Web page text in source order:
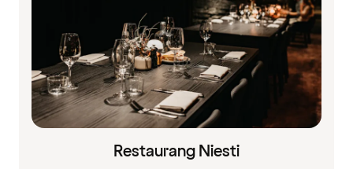
Restaurang Niesti